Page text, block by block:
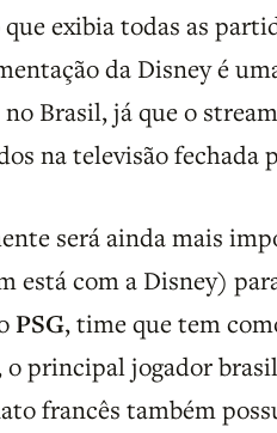
exibia todas as
da Disney é
Brasil, já que o
na televisão fechada
será ainda mais
está com a Disney)
PSG, time que tem
o principal jogador
francês também